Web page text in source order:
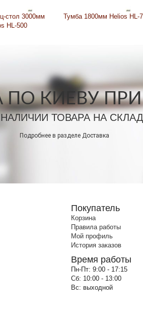
стол 3000мм
HL-500
Тумба 1800мм Helios HL-
КИЕВУ ПРИ
ТОВАРА НА
Подробнее в разделе Доставка
Покупатель
Корзина
Правила работы
Мой профиль
История заказов
Время работы
Пн-Пт: 9:00 - 17:15
Сб: 10:00 - 13:00
Вс: выходной